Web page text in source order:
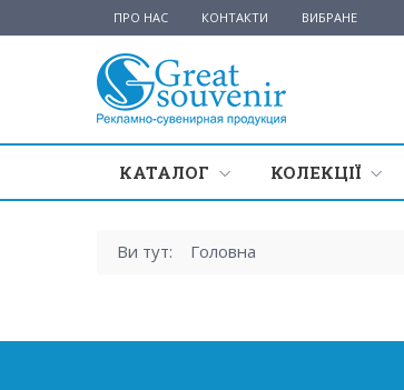
ПРО НАС КОНТАКТИ ВИБРАНЕ
КАТАЛОГ КОЛЕКЦІЇ
Ви тут: Головна